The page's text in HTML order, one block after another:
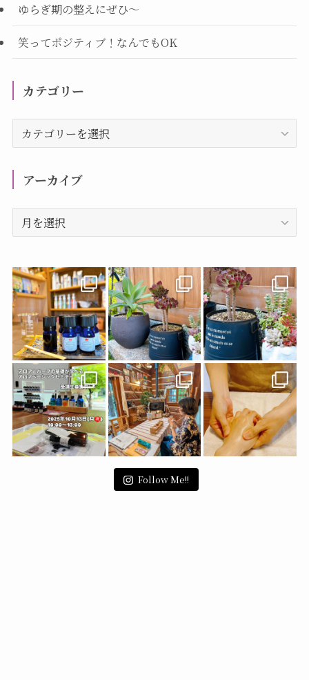
ゆらぎ期の整えにぜひ～
笑ってポジティブ！なんでもOK
カテゴリー
テ
アーカイブ
ー
イ
ブ
Follow Me!!